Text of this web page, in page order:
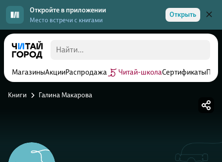
Откройте в приложении
Место встречи с книгами
Открыть
МагазиныАкцииРаспродажа Читай-школаСертификаты
Книги Галина Макарова